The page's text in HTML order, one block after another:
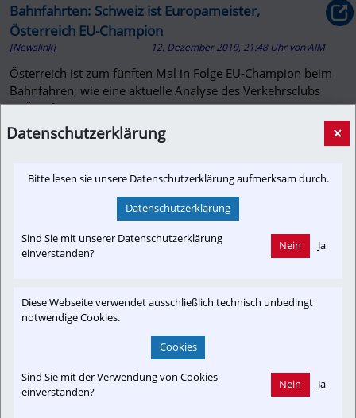
Bahnfahrten: Schweiz ist Europameister,
Österreich EU-Champion
[Newslink] 12. Dezember 2019, 21:48 Uhr vonAIM
Österreich ist zum fünften Mal in Folge EU-Champion beim
Bahnfahren, wie eine aktuelle Analyse des Verkehrsclubs
VCÖ auf Basis von Eurostat-Daten zeigt.
Newslink: Klicken Sie hier um auf den externen Artikel von
Club SKGLB
Datenschutzerklärung ×
Bitte lesen sie unsere Datenschutzerklärung aufmerksam durch.
Datenschutzerklärung
Sind Sie mit unserer Datenschutzerklärung
einverstanden?
Nein Ja
Diese Webseite verwendet ausschließlich technisch unbedingt
notwendige Cookies.
Cookies
Sind Sie mit der Verwendung von Cookies
einverstanden?
Nein Ja